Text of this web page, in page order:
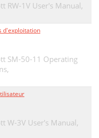
RW-1V User's Manual,
d'exploitation
SM-50-11 Operating
W-3V User's Manual,